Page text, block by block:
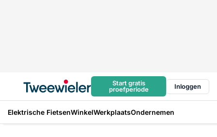
Start gratis
proefperiode
Inloggen
Elektrische FietsenWinkelWerkplaatsOndernemen